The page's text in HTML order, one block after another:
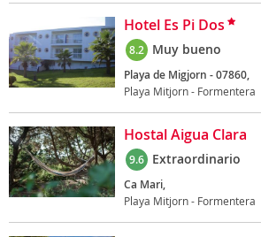
Hotel Es Pi Dos
8.2 Muy bueno
Playa de Migjorn - 07860,
Playa Mitjorn - Formentera
Hostal Aigua Clara
9.6 Extraordinario
Ca Mari,
Playa Mitjorn - Formentera